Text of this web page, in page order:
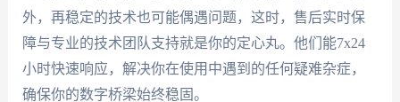
外，再稳定的技术也可能偶遇问题，这时，售后实时保
障与专业的技术团队支持就是你的定心丸。他们能7x24
小时快速响应，解决你在使用中遇到的任何疑难杂症，
确保你的数字桥梁始终稳固。